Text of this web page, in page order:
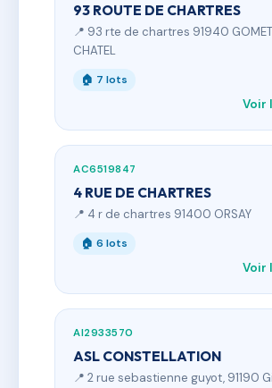
93 ROUTE DE CHARTRES
📍 93 rte de chartres 91940
CHATEL
🏠 7 lots
Voir
AC6519847
4 RUE DE CHARTRES
📍 4 r de chartres 91400 ORSAY
🏠 6 lots
Voir
AI2933570
ASL CONSTELLATION
📍 2 rue sebastienne guyot, 91190